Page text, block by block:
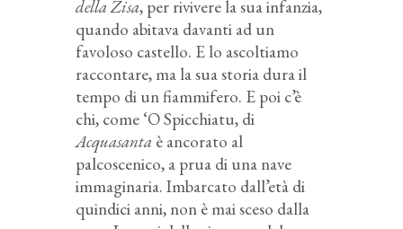
della Zisa, per rivivere la sua infanzia,
quando abitava davanti ad un
favoloso castello. E lo ascoltiamo
raccontare, ma la sua storia dura il
tempo di un fiammifero. E poi c’è
chi, come ‘O Spicchiatu, di
Acquasanta è ancorato al
palcoscenico, a prua di una nave
immaginaria. Imbarcato dall’età di
quindici anni, non è mai sceso dalla